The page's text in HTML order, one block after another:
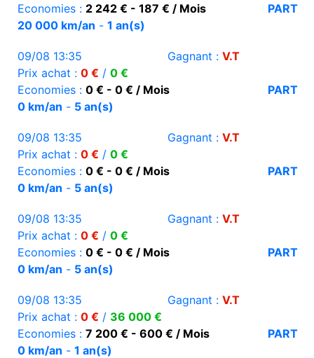
Economies : 2 242 € - 187 € / Mois
PART
20 000 km/an - 1 an(s)
09/08 13:35 Gagnant : V.T
Prix achat : 0 € / 0 €
Economies : 0 € - 0 € / Mois
PART
0 km/an - 5 an(s)
09/08 13:35 Gagnant : V.T
Prix achat : 0 € / 0 €
Economies : 0 € - 0 € / Mois
PART
0 km/an - 5 an(s)
09/08 13:35 Gagnant : V.T
Prix achat : 0 € / 0 €
Economies : 0 € - 0 € / Mois
PART
0 km/an - 5 an(s)
09/08 13:35 Gagnant : V.T
Prix achat : 0 € / 36 000 €
Economies : 7 200 € - 600 € / Mois
PART
0 km/an - 1 an(s)